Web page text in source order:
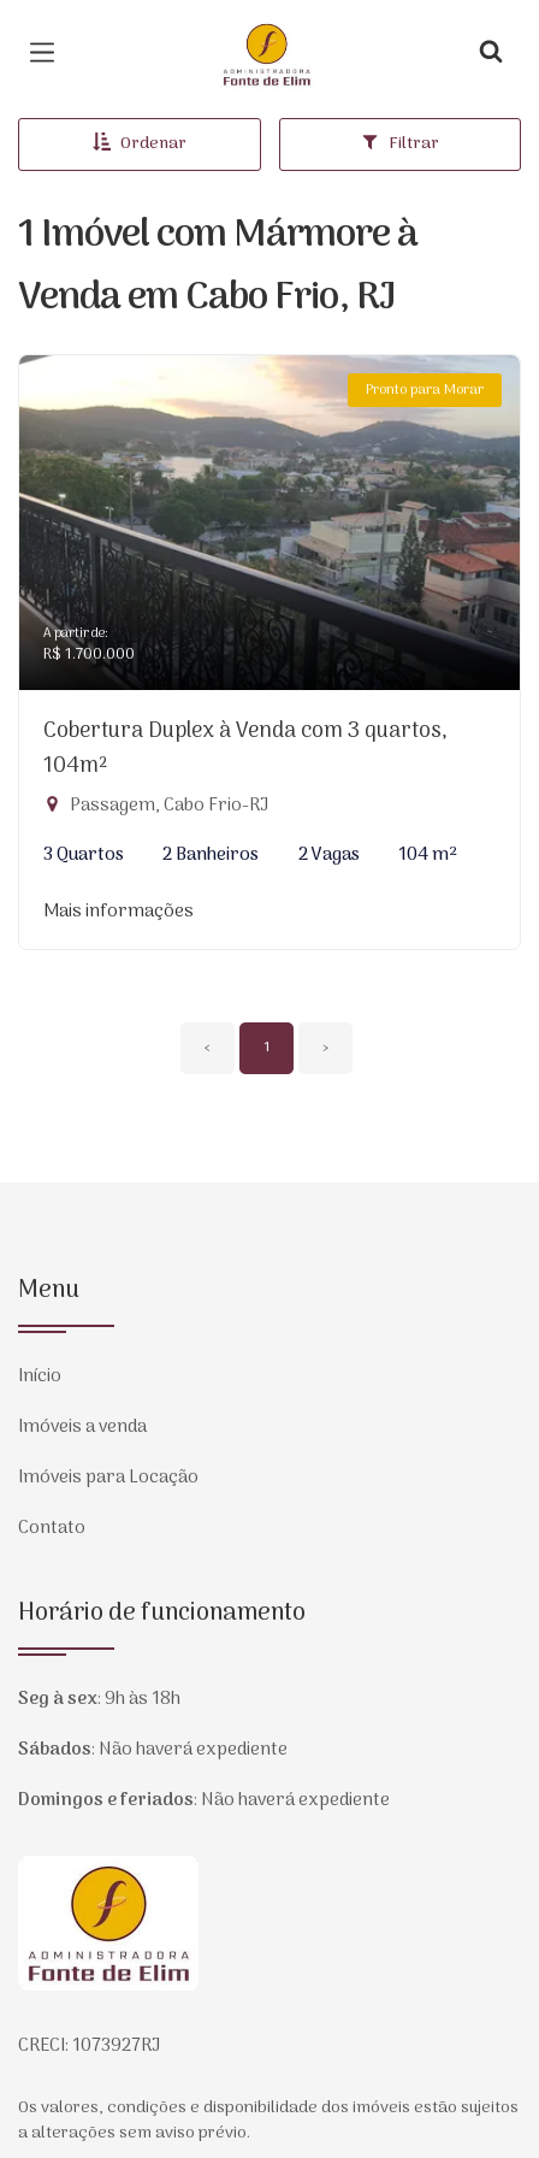
Página inicial
Ordenar Filtrar
1 Imóvel com Mármore à
Venda em Cabo Frio, RJ
Pronto para Morar
A partir de:
R$ 1.700.000
Cobertura Duplex à Venda com 3 quartos,
104m²
Passagem, Cabo Frio-RJ
3 Quartos
2 Banheiros 2 Vagas
104 m²
Mais informações
‹ 1 ›
Menu
Início
Imóveis a venda
Imóveis para Locação
Contato
Horário de funcionamento
Seg à sex:9h às 18h
Sábados: Não haverá expediente
Domingos e feriados: Não haverá expediente
Página inicial
CRECI: 1073927RJ
Os valores, condições e disponibilidade dos imóveis estão sujeitos
a alterações sem aviso prévio.